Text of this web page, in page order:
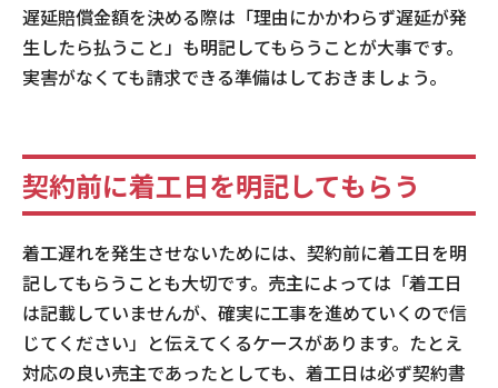
遅延賠償金額を決める際は「理由にかかわらず遅延が発
生したら払うこと」も明記してもらうことが大事です。
実害がなくても請求できる準備はしておきましょう。
契約前に着工日を明記してもらう
着工遅れを発生させないためには、契約前に着工日を明
記してもらうことも大切です。売主によっては「着工日
は記載していませんが、確実に工事を進めていくので信
じてください」と伝えてくるケースがあります。たとえ
対応の良い売主であったとしても、着工日は必ず契約書